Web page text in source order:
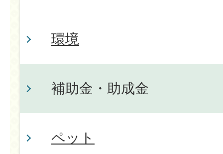
環境
補助金・助成金
ペット